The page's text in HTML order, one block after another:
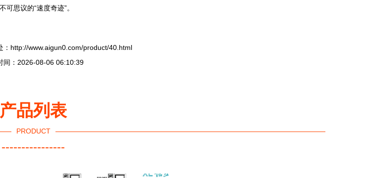
思议的“速度奇迹”。
：http://www.aigun0.com/product/40.html
间：2026-08-06 06:10:39
产品列表
PRODUCT
----------------